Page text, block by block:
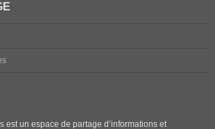
est un espace de partage d’informations et